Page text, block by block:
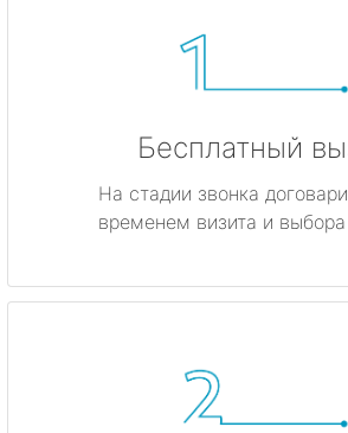
Бесплатный
На стадии звонка
временем визита и